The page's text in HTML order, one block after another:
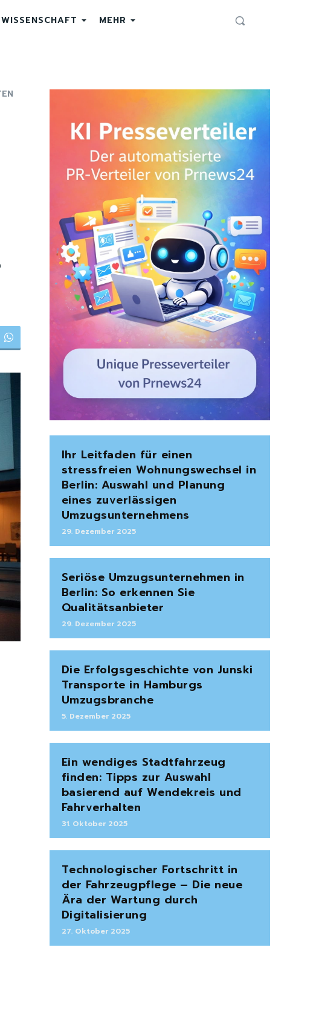
WISSENSCHAFT MEHR
Ihr Leitfaden für einen
stressfreien Wohnungswechsel in
Berlin: Auswahl und Planung
eines zuverlässigen
Umzugsunternehmens
29. Dezember 2025
Seriöse Umzugsunternehmen in
Berlin: So erkennen Sie
Qualitätsanbieter
29. Dezember 2025
Die Erfolgsgeschichte von Junski
Transporte in Hamburgs
Umzugsbranche
5. Dezember 2025
Ein wendiges Stadtfahrzeug
finden: Tipps zur Auswahl
basierend auf Wendekreis und
Fahrverhalten
31. Oktober 2025
Technologischer Fortschritt in
der Fahrzeugpflege – Die neue
Ära der Wartung durch
Digitalisierung
27. Oktober 2025